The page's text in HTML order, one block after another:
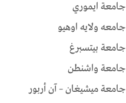
جامعة ايموري
جامعه ولايه اوهيو
جامعة بيتسبرغ
جامعة واشنطن
جامعة ميشيغان – آن أربور